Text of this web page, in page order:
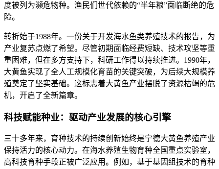
度被列为濒危物种。渔民们世代依赖的“半年粮”面临断绝的危
险。
转折始于1988年。一份关于开发海水鱼类养殖技术的报告，为
产业复苏点燃了希望。尽管初期面临经费短缺、技术攻坚等重
重困难，但在多方支持下，科研工作得以持续推进。1990年，
大黄鱼实现了全人工规模化育苗的关键突破，为后续大规模养
殖奠定了坚实基础。这标志着大黄鱼产业摆脱了资源枯竭的危
机，开启了全新篇章。
科技赋能种业：驱动产业发展的核心引擎
三十多年来，育种技术的持续创新始终是宁德大黄鱼养殖产业
保持活力的核心动力。在海水养殖生物育种全国重点实验室，
高科技育种手段正被广泛应用。例如，基于基因组技术的育种